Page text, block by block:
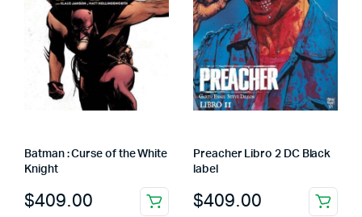
Batman : Curse of the White
Knight
$409.00
Preacher Libro 2 DC Black
label
$409.00